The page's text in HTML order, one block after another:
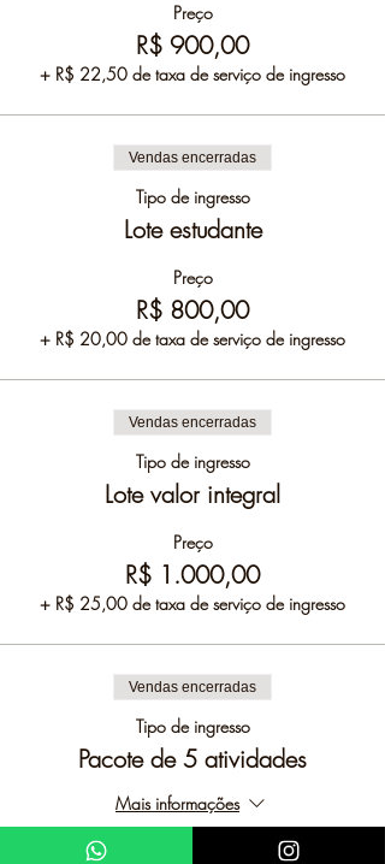
Preço
R$ 900,00
+ R$ 22,50 de taxa de serviço de ingresso
Vendas encerradas
Tipo de ingresso
Lote estudante
Preço
R$ 800,00
+ R$ 20,00 de taxa de serviço de ingresso
Vendas encerradas
Tipo de ingresso
Lote valor integral
Preço
R$ 1.000,00
+ R$ 25,00 de taxa de serviço de ingresso
Vendas encerradas
Tipo de ingresso
Pacote de 5 atividades
Mais informações